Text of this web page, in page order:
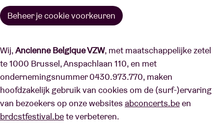
Nieuws
Bezoekersinfo
AB ❤ you
Beheer je cookie voorkeuren
Wij,Ancienne Belgique VZW, met maatschappelijke zetel
te 1000 Brussel, Anspachlaan 110, en met
ondernemingsnummer 0430.973.770, maken
hoofdzakelijk gebruik van cookies om de (surf-)ervaring
van bezoekers op onze websites abconcerts.been
brdcstfestival.bete verbeteren.